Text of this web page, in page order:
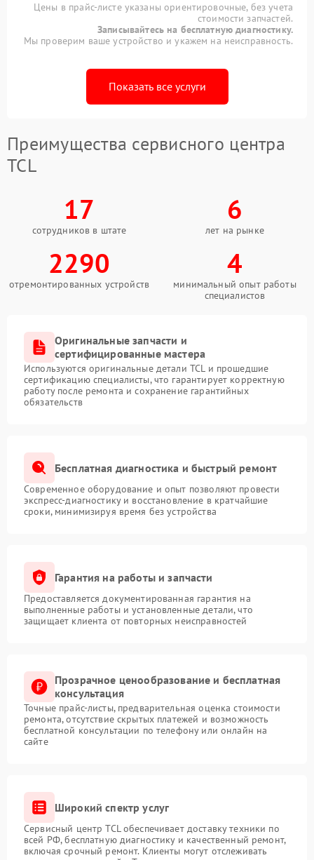
Цены в прайс-листе указаны ориентировочные, без учета
стоимости запчастей.
Записывайтесь на бесплатную диагностику.
Мы проверим ваше устройство и укажем на неисправность.
Показать все услуги
Преимущества сервисного центра
TCL
17
сотрудников в штате
6
лет на рынке
2290
отремонтированных устройств
4
минимальный опыт работы
специалистов
Оригинальные запчасти и
сертифицированные мастера
Используются оригинальные детали TCL и прошедшие
сертификацию специалисты, что гарантирует корректную
работу после ремонта и сохранение гарантийных
обязательств
Бесплатная диагностика и быстрый ремонт
Современное оборудование и опыт позволяют провести
экспресс-диагностику и восстановление в кратчайшие
сроки, минимизируя время без устройства
Гарантия на работы и запчасти
Предоставляется документированная гарантия на
выполненные работы и установленные детали, что
защищает клиента от повторных неисправностей
Прозрачное ценообразование и бесплатная
консультация
Точные прайс-листы, предварительная оценка стоимости
ремонта, отсутствие скрытых платежей и возможность
бесплатной консультации по телефону или онлайн на
сайте
Широкий спектр услуг
Сервисный центр TCL обеспечивает доставку техники по
всей РФ, бесплатную диагностику и качественный ремонт,
включая срочный ремонт. Клиенты могут отслеживать